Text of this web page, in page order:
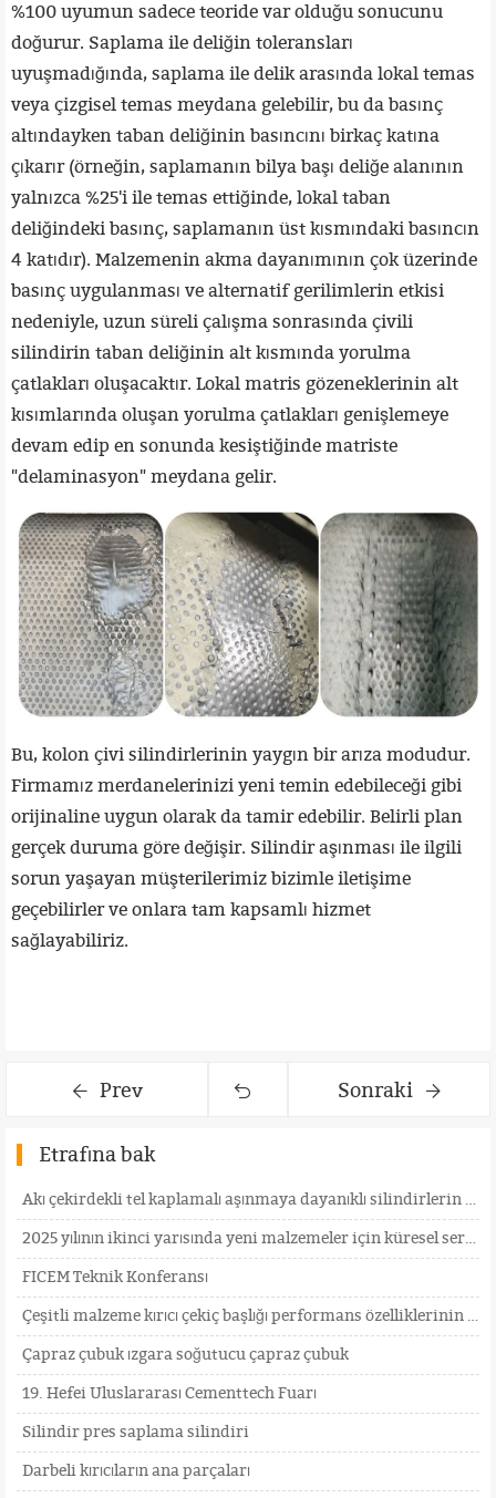
%100 uyumun sadece teoride var olduğu sonucunu
doğurur. Saplama ile deliğin toleransları
uyuşmadığında, saplama ile delik arasında lokal temas
veya çizgisel temas meydana gelebilir, bu da basınç
altındayken taban deliğinin basıncını birkaç katına
çıkarır (örneğin, saplamanın bilya başı deliğe alanının
yalnızca %25'i ile temas ettiğinde, lokal taban
deliğindeki basınç, saplamanın üst kısmındaki basıncın
4 katıdır). Malzemenin akma dayanımının çok üzerinde
basınç uygulanması ve alternatif gerilimlerin etkisi
nedeniyle, uzun süreli çalışma sonrasında çivili
silindirin taban deliğinin alt kısmında yorulma
çatlakları oluşacaktır. Lokal matris gözeneklerinin alt
kısımlarında oluşan yorulma çatlakları genişlemeye
devam edip en sonunda kesiştiğinde matriste
"delaminasyon" meydana gelir.
Bu, kolon çivi silindirlerinin yaygın bir arıza modudur.
Firmamız merdanelerinizi yeni temin edebileceği gibi
orijinaline uygun olarak da tamir edebilir. Belirli plan
gerçek duruma göre değişir. Silindir aşınması ile ilgili
sorun yaşayan müşterilerimiz bizimle iletişime
geçebilirler ve onlara tam kapsamlı hizmet
sağlayabiliriz.
Prev Sonraki
Etrafına bak
Akı çekirdekli tel kaplamalı aşınmaya dayanıklı silindirlerin yapım sürecindeki temel noktalar neler
2025 yılının ikinci yarısında yeni malzemeler için küresel sergi programına genel bir bakış, sizinle
FICEM Teknik Konferansı
Çeşitli malzeme kırıcı çekiç başlığı performans özelliklerinin envanteri
Çapraz çubuk ızgara soğutucu çapraz çubuk
19. Hefei Uluslararası Cementtech Fuarı
Silindir pres saplama silindiri
Darbeli kırıcıların ana parçaları